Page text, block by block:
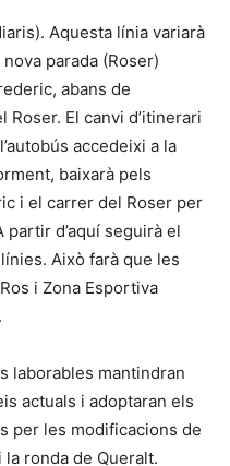
Aquesta línia variarà
parada (Roser)
abans de
Roser. El canvi d’itinerari
accedeixi a la
baixarà pels
i el carrer del Roser per
partir d’aquí seguirà el
Això farà que les
i Zona Esportiva
laborables mantindran
actuals i adoptaran els
per les modificacions de
ronda de Queralt.